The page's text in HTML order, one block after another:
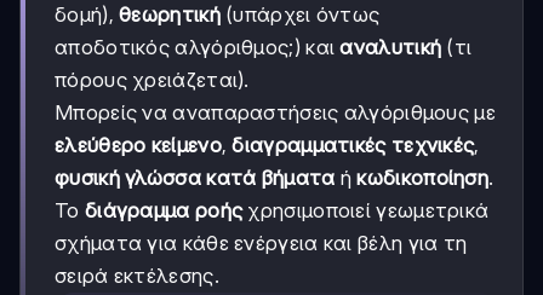
δομή),θεωρητική(υπάρχει όντως
αποδοτικός αλγόριθμος;) καιαναλυτική (τι
πόρους χρειάζεται).
Μπορείς να αναπαραστήσεις αλγόριθμους με
ελεύθερο κείμενο,διαγραμματικές τεχνικές,
φυσική γλώσσα κατά βήματα ήκωδικοποίηση.
Το διάγραμμα ροήςχρησιμοποιεί γεωμετρικά
σχήματα για κάθε ενέργεια και βέλη για τη
σειρά εκτέλεσης.